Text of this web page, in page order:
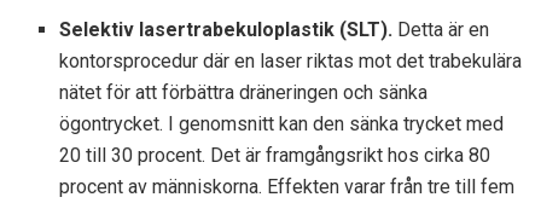
Selektiv lasertrabekuloplastik (SLT). Detta är en
kontorsprocedur där en laser riktas mot det trabekulära
nätet för att förbättra dräneringen och sänka
ögontrycket. I genomsnitt kan den sänka trycket med
20 till 30 procent. Det är framgångsrikt hos cirka 80
procent av människorna. Effekten varar från tre till fem